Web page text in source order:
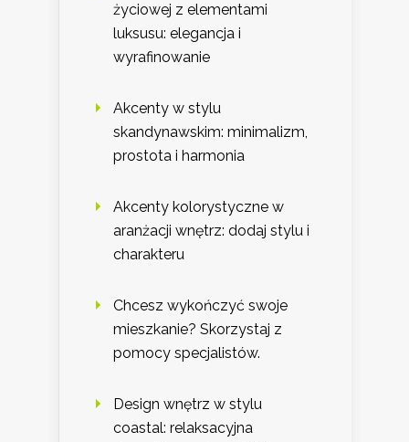
życiowej z elementami
luksusu: elegancja i
wyrafinowanie
Akcenty w stylu
skandynawskim: minimalizm,
prostota i harmonia
Akcenty kolorystyczne w
aranżacji wnętrz: dodaj stylu i
charakteru
Chcesz wykończyć swoje
mieszkanie? Skorzystaj z
pomocy specjalistów.
Design wnętrz w stylu
coastal: relaksacyjna